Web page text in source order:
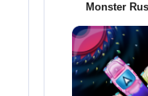
Monster